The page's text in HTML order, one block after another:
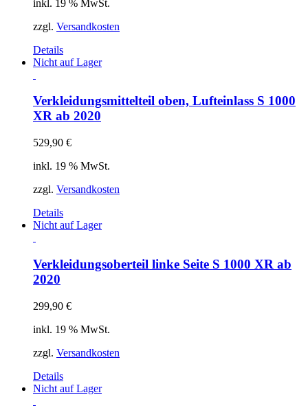
inkl. 19 % MwSt.
zzgl. Versandkosten
Details
Nicht auf Lager
Verkleidungsmittelteil oben, Lufteinlass S 1000
XR ab 2020
529,90 €
inkl. 19 % MwSt.
zzgl. Versandkosten
Details
Nicht auf Lager
Verkleidungsoberteil linke Seite S 1000 XR ab
2020
299,90 €
inkl. 19 % MwSt.
zzgl. Versandkosten
Details
Nicht auf Lager